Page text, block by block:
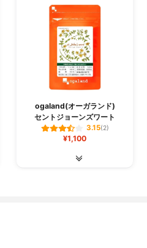
ogaland(オーガランド)
セントジョーンズワート
3.15(2)
¥1,100